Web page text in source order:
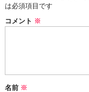
会社概要
は必須項目です
コメント ※
名前 ※